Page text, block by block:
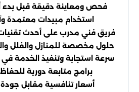
فحص ومعاينة دقيقة قبل بدء
استخدام مبيدات معتمدة
فريق فني مدرب على أحدث
حلول مخصصة للمنازل والفلل
سرعة استجابة وتنفيذ الخدمة في
برامج متابعة دورية للحفاظ
أسعار تنافسية مقابل